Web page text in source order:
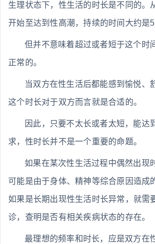
生理状态下，性生活的时长是不同的。
开始至达到性高潮，持续的时间大约是
但并不意味着超过或者短于这个时
正常的。
当双方在性生活后都能感到愉悦、
这个时长对于双方而言就是合适的。
因此，只要不太长或者太短，能达
求，性时长并不是一个重要的命题。
如果在某次性生活过程中偶然出现
可能是由于身体、精神等综合原因造成
如果是长期出现性生活时长异常，就需
诊，查明是否有相关疾病状态的存在。
最理想的频率和时长，应是双方在